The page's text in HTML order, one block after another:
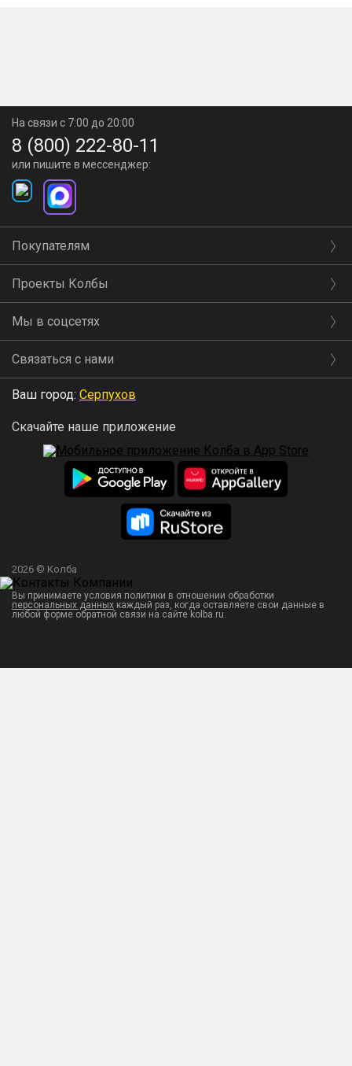
На связи с 7:00 до 20:00
8 (800) 222-80-11
или пишите в мессенджер:
Покупателям
Проекты Колбы
Мы в соцсетях
Связаться с нами
Ваш город: Серпухов
Скачайте наше приложение
2026 © Колба
Вы принимаете условия политики в отношении обработки
персональных данных каждый раз, когда оставляете свои данные в
любой форме обратной связи на сайте kolba.ru.